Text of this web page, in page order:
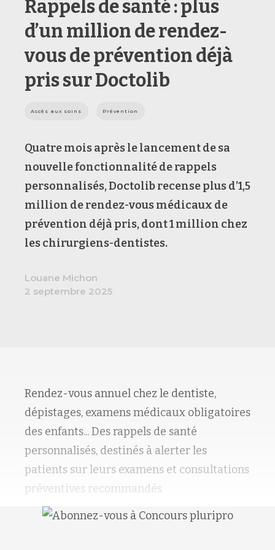
Rappels de santé : plus
d’un million de rendez-
vous de prévention déjà
pris sur Doctolib
Accès aux soins Prévention
Quatre mois après le lancement de sa
nouvelle fonctionnalité de rappels
personnalisés, Doctolib recense plus d’1,5
million de rendez-vous médicaux de
prévention déjà pris, dont 1 million chez
les chirurgiens-dentistes.
Louane Michon
2 septembre 2025
Rendez-vous annuel chez le dentiste,
dépistages, examens médicaux obligatoires
des enfants... Des rappels de santé
personnalisés, destinés à alerter les
patients sur leurs examens et consultations
préventives recommandés